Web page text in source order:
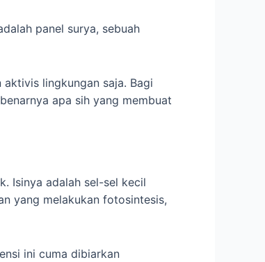
panel surya, sebuah
lingkungan saja. Bagi
apa sih yang membuat
Isinya adalah sel-sel kecil
yang melakukan fotosintesis,
ini cuma dibiarkan